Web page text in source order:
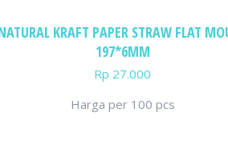
KRAFT PAPER STRAW FLAT
197*6MM
Rp 27.000
Harga per 100 pcs